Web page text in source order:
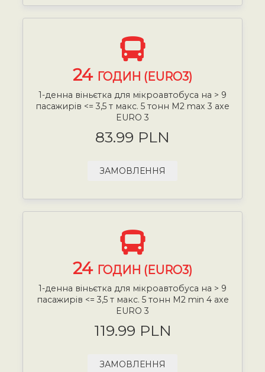
24 ГОДИН (EURO3)
1-денна віньєтка для мікроавтобуса на > 9
пасажирів <= 3,5 т макс. 5 тонн М2 max 3 axe
EURO 3
83.99 PLN
ЗАМОВЛЕННЯ
24 ГОДИН (EURO3)
1-денна віньєтка для мікроавтобуса на > 9
пасажирів <= 3,5 т макс. 5 тонн М2 min 4 axe
EURO 3
119.99 PLN
ЗАМОВЛЕННЯ